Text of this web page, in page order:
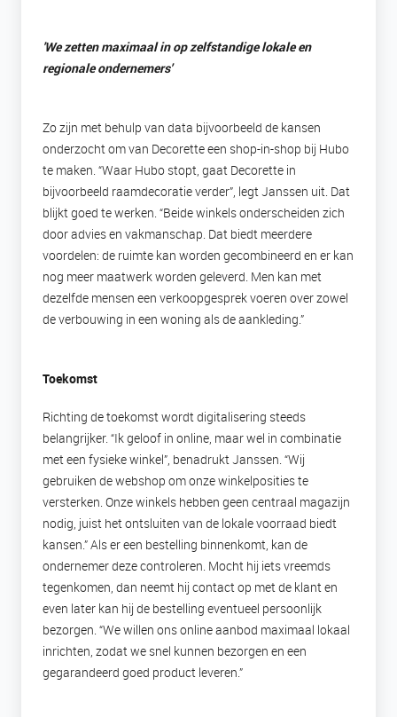
'We zetten maximaal in op zelfstandige lokale en
regionale ondernemers'
Zo zijn met behulp van data bijvoorbeeld de kansen
onderzocht om van Decorette een shop-in-shop bij Hubo
te maken. “Waar Hubo stopt, gaat Decorette in
bijvoorbeeld raamdecoratie verder”, legt Janssen uit. Dat
blijkt goed te werken. “Beide winkels onderscheiden zich
door advies en vakmanschap. Dat biedt meerdere
voordelen: de ruimte kan worden gecombineerd en er kan
nog meer maatwerk worden geleverd. Men kan met
dezelfde mensen een verkoopgesprek voeren over zowel
de verbouwing in een woning als de aankleding.”
Toekomst
Richting de toekomst wordt digitalisering steeds
belangrijker. “Ik geloof in online, maar wel in combinatie
met een fysieke winkel”, benadrukt Janssen. “Wij
gebruiken de webshop om onze winkelposities te
versterken. Onze winkels hebben geen centraal magazijn
nodig, juist het ontsluiten van de lokale voorraad biedt
kansen.” Als er een bestelling binnenkomt, kan de
ondernemer deze controleren. Mocht hij iets vreemds
tegenkomen, dan neemt hij contact op met de klant en
even later kan hij de bestelling eventueel persoonlijk
bezorgen. “We willen ons online aanbod maximaal lokaal
inrichten, zodat we snel kunnen bezorgen en een
gegarandeerd goed product leveren.”